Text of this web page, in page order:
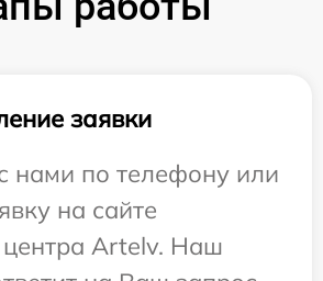
заявки
нами по телефону или
на сайте
центра Artelv. Наш